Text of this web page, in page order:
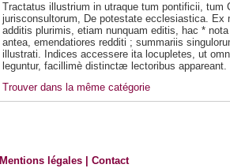
Tractatus illustrium in utraque tum pontificii,
jurisconsultorum, De potestate ecclesiastica. Ex
additis plurimis, etiam nunquam editis, hac *
antea, emendatiores redditi ; summariis
illustrati. Indices accessere ita locupletes, ut
leguntur, facillimè distinctæ lectoribus appareant.
Trouver dans la même catégorie
Mentions légales |Contact